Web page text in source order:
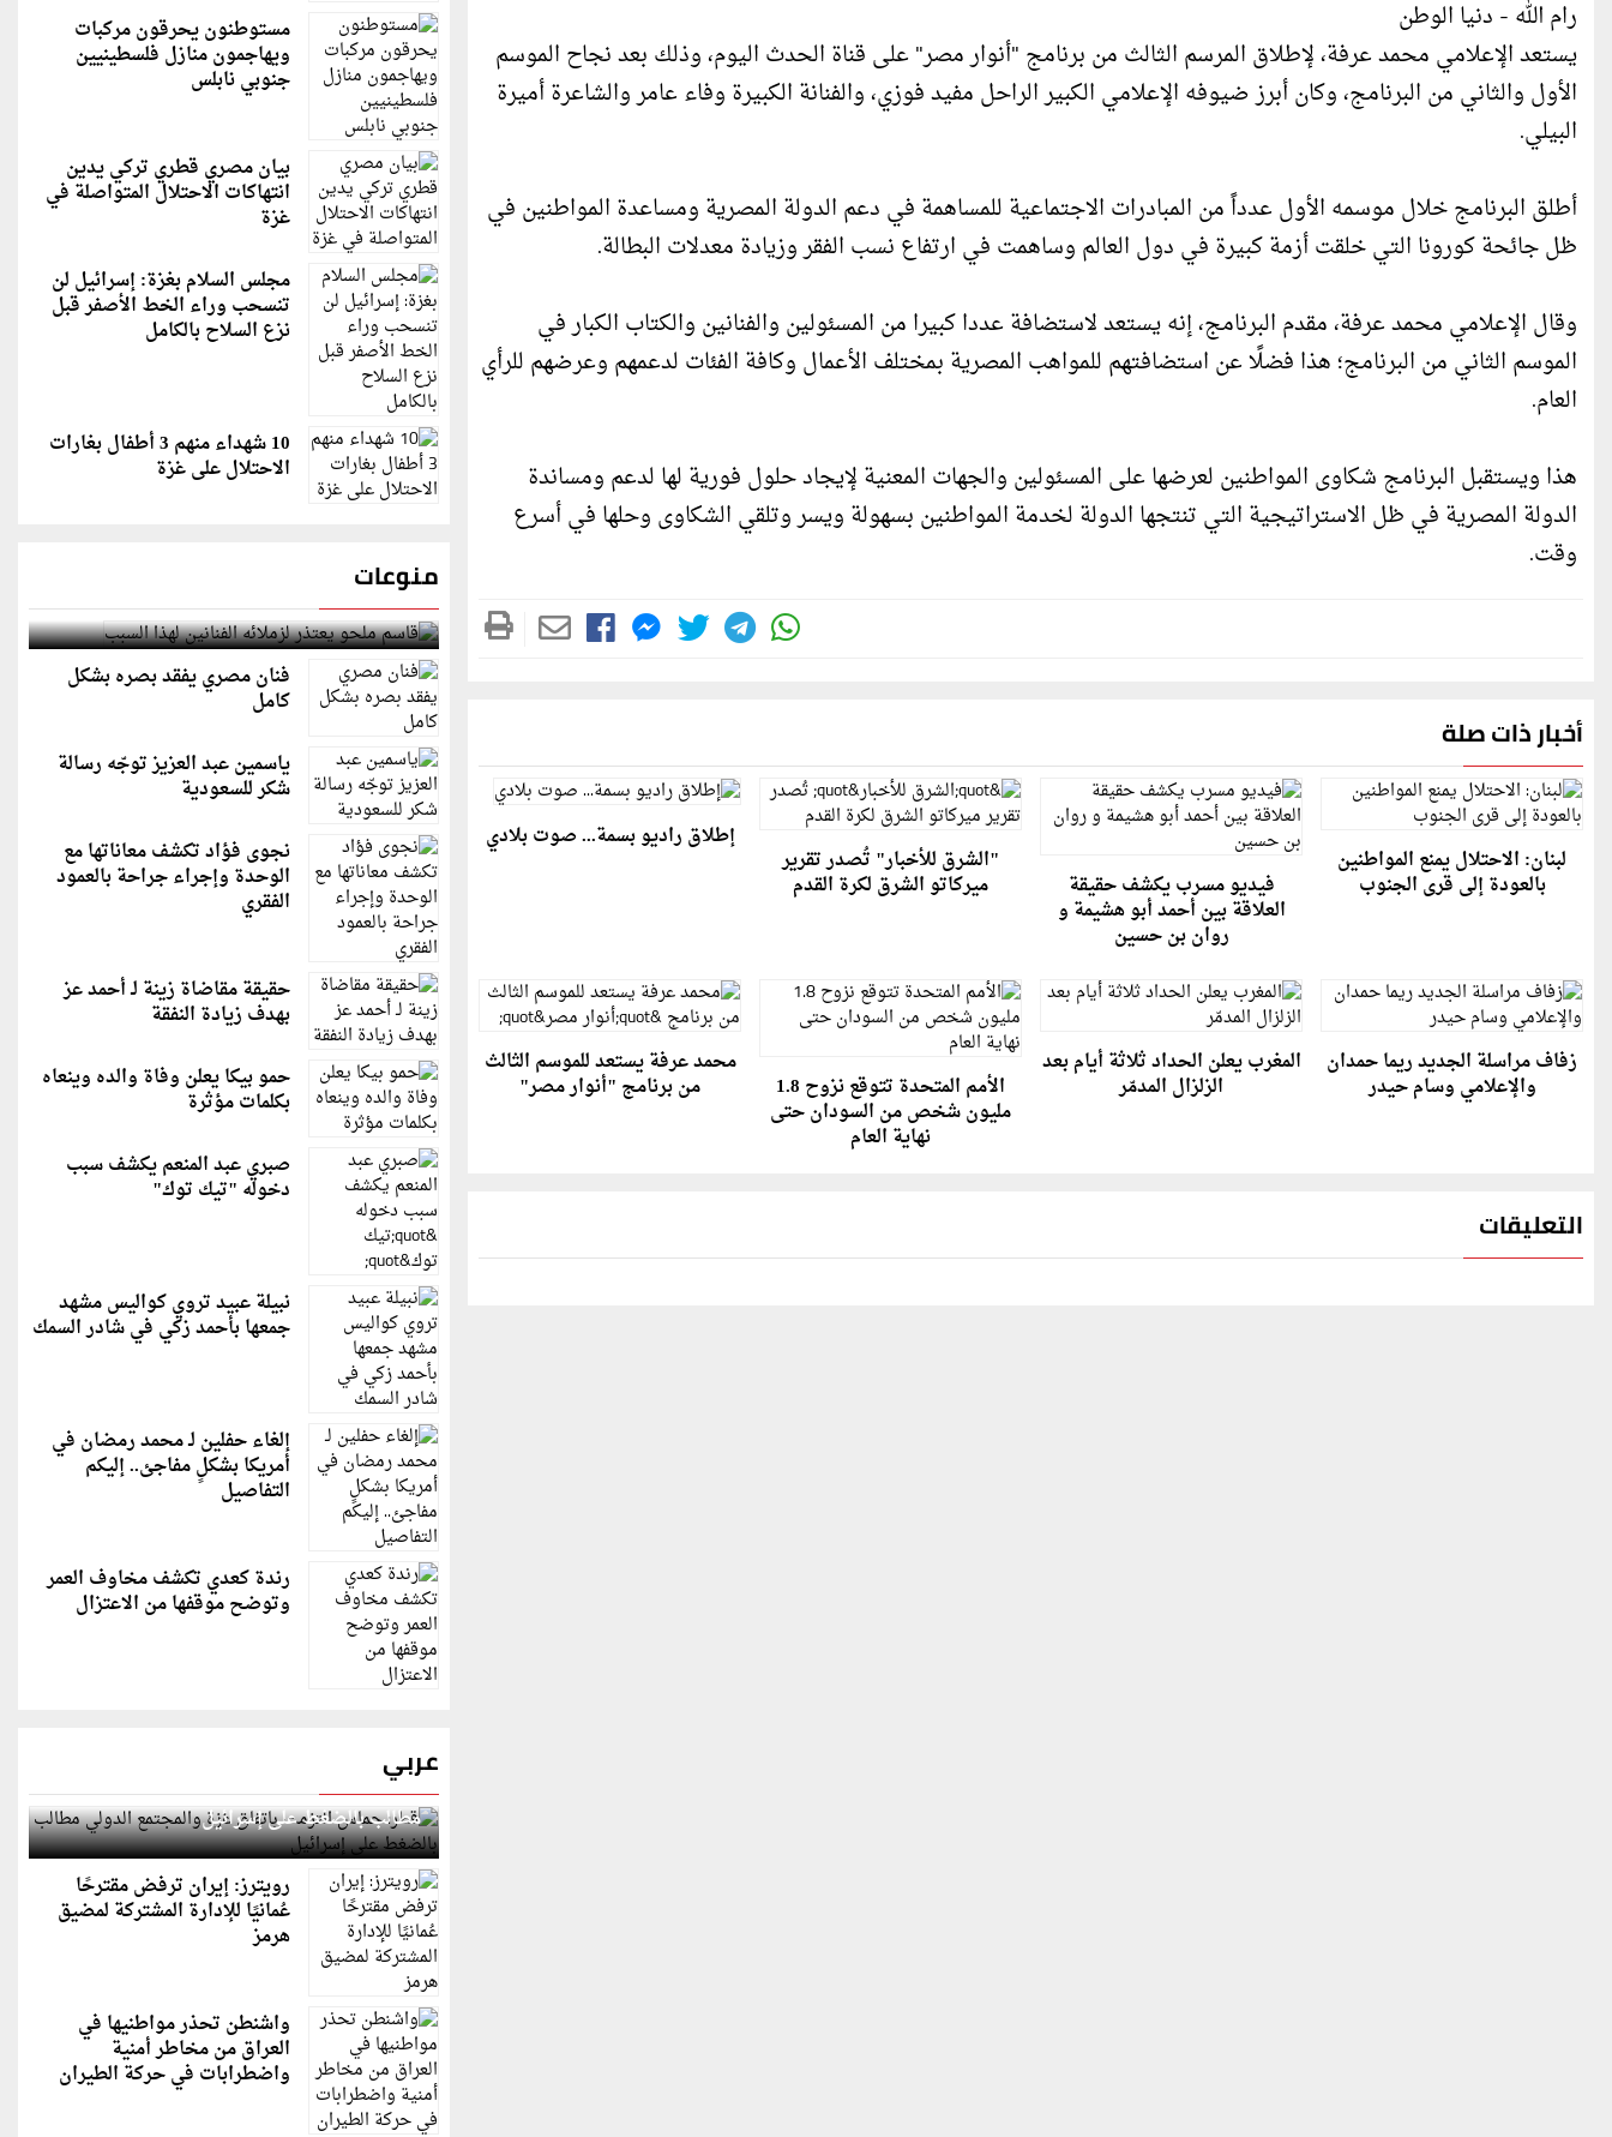
رام الله - دنيا الوطن
يستعد الإعلامي محمد عرفة، لإطلاق المرسم الثالث من برنامج "أنوار مصر" على قناة الحدث اليوم، وذلك بعد نجاح الموسم
الأول والثاني من البرنامج، وكان أبرز ضيوفه الإعلامي الكبير الراحل مفيد فوزي، والفنانة الكبيرة وفاء عامر والشاعرة أميرة
البيلي.
أطلق البرنامج خلال موسمه الأول عدداً من المبادرات الاجتماعية للمساهمة في دعم الدولة المصرية ومساعدة المواطنين في
ظل جائحة كورونا التي خلقت أزمة كبيرة في دول العالم وساهمت في ارتفاع نسب الفقر وزيادة معدلات البطالة.
وقال الإعلامي محمد عرفة، مقدم البرنامج، إنه يستعد لاستضافة عددا كبيرا من المسئولين والفنانين والكتاب الكبار في
الموسم الثاني من البرنامج؛ هذا فضلًا عن استضافتهم للمواهب المصرية بمختلف الأعمال وكافة الفئات لدعمهم وعرضهم للرأي
العام.
هذا ويستقبل البرنامج شكاوى المواطنين لعرضها على المسئولين والجهات المعنية لإيجاد حلول فورية لها لدعم ومساندة
الدولة المصرية في ظل الاستراتيجية التي تنتجها الدولة لخدمة المواطنين بسهولة ويسر وتلقي الشكاوى وحلها في أسرع
وقت.
أخبار ذات صلة
لبنان: الاحتلال يمنع المواطنين
بالعودة إلى قرى الجنوب فيديو مسرب يكشف حقيقة
العلاقة بين أحمد أبو هشيمة و
روان بن حسين
"الشرق للأخبار" تُصدر تقرير
ميركاتو الشرق لكرة القدم
إطلاق راديو بسمة... صوت بلادي
زفاف مراسلة الجديد ريما حمدان
والإعلامي وسام حيدر
المغرب يعلن الحداد ثلاثة أيام بعد
الزلزال المدمّر الأمم المتحدة تتوقع نزوح 1.8
مليون شخص من السودان حتى
نهاية العام
محمد عرفة يستعد للموسم الثالث
من برنامج "أنوار مصر"
التعليقات
مستوطنون يحرقون مركبات
ويهاجمون منازل فلسطينيين
جنوبي نابلس
بيان مصري قطري تركي يدين
انتهاكات الاحتلال المتواصلة في
غزة
مجلس السلام بغزة: إسرائيل لن
تنسحب وراء الخط الأصفر قبل
نزع السلاح بالكامل
10 شهداء منهم 3 أطفال بغارات
الاحتلال على غزة
منوعات
قاسم ملحو يعتذر لزملائه الفنانين لهذا السبب
فنان مصري يفقد بصره بشكل
كامل
ياسمين عبد العزيز توجّه رسالة
شكر للسعودية
نجوى فؤاد تكشف معاناتها مع
الوحدة وإجراء جراحة بالعمود
الفقري
حقيقة مقاضاة زينة لـ أحمد عز
بهدف زيادة النفقة
حمو بيكا يعلن وفاة والده وينعاه
بكلمات مؤثرة
صبري عبد المنعم يكشف سبب
دخوله "تيك توك"
نبيلة عبيد تروي كواليس مشهد
جمعها بأحمد زكي في شادر السمك
إلغاء حفلين لـ محمد رمضان في
أمريكا بشكلٍ مفاجئ.. إليكم
التفاصيل
رندة كعدي تكشف مخاوف العمر
وتوضح موقفها من الاعتزال
عربي
قطر: حماس التزمت باتفاق غزة والمجتمع الدولي
مطالب بالضغط على إسرائيل
رويترز: إيران ترفض مقترحًا
عُمانيًا للإدارة المشتركة لمضيق
هرمز
واشنطن تحذر مواطنيها في
العراق من مخاطر أمنية
واضطرابات في حركة الطيران